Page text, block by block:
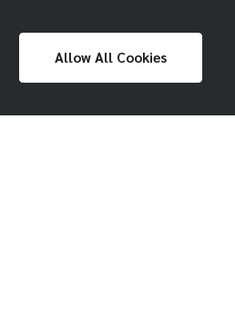
Exposiciones
Museo Nacional
Allow All Cookies